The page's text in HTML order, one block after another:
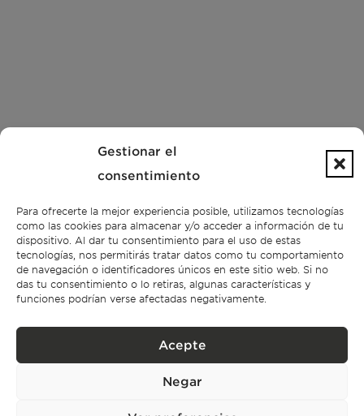
Gestionar el
consentimiento
Para ofrecerte la mejor experiencia posible, utilizamos tecnologías
como las cookies para almacenar y/o acceder a información de tu
dispositivo. Al dar tu consentimiento para el uso de estas
tecnologías, nos permitirás tratar datos como tu comportamiento
de navegación o identificadores únicos en este sitio web. Si no
das tu consentimiento o lo retiras, algunas características y
funciones podrían verse afectadas negativamente.
Acepte
Negar